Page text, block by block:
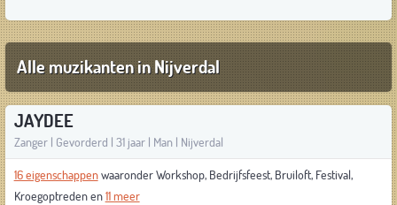
Alle muzikanten in Nijverdal
JAYDEE
Zanger | Gevorderd | 31 jaar | Man | Nijverdal
16 eigenschappenwaaronder Workshop, Bedrijfsfeest, Bruiloft, Festival,
Kroegoptreden en11 meer